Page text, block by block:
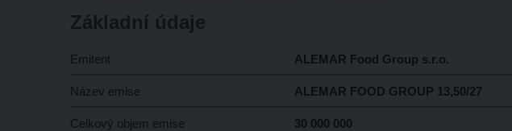
Základní údaje
Emitent ALEMAR Food Group s.r.o.
Název emise ALEMAR FOOD GROUP 13,50/27
Celkový objem emise 30 000 000